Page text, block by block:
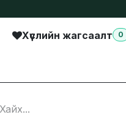
Хүслийн жагсаалт 0